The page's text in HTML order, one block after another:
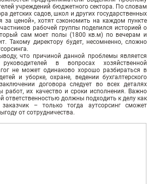
учреждений бюджетного сектора. По словам
детских садов, школ и других государственных
за ценой», хотят сэкономить на каждом пункте
рабочей группы поделился историей о
сам моет полы (1800 кв.м) по вечерам и
Такому директору будет, несомненно, сложно
что причиной данной проблемы является
руководителей в вопросах хозяйственной
не может одинаково хорошо разбираться в
и уборке, охране, ведении бухгалтерского
договора следует во всех деталях
работ, их качество и сроки исполнения. Важно
ответственностью должны подходить к делу как
– только тогда аутсорсинг сможет
от сотрудничества.